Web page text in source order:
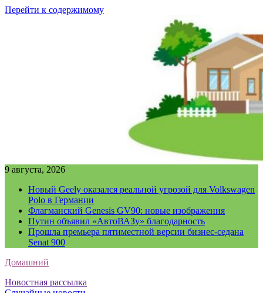
Перейти к содержимому
9 августа, 2026
Новый Geely оказался реальной угрозой для Volkswagen
Polo в Германии
Флагманский Genesis GV90: новые изображения
Путин объявил «АвтоВАЗу» благодарность
Прошла премьера пятиместной версии бизнес-седана
Senat 900
Домашний
Новостная рассылка